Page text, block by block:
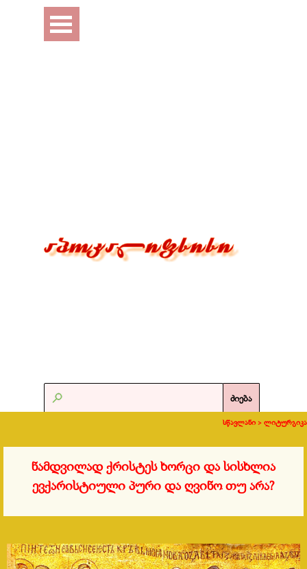
Перейти к контенту
Пропустить меню
ძიება
სწავლანი > ლიტურგიკა
ნამდვილად ქრისტეს ხორცი და სისხლია
ევქარისტიული პური და ღვინო თუ არა?